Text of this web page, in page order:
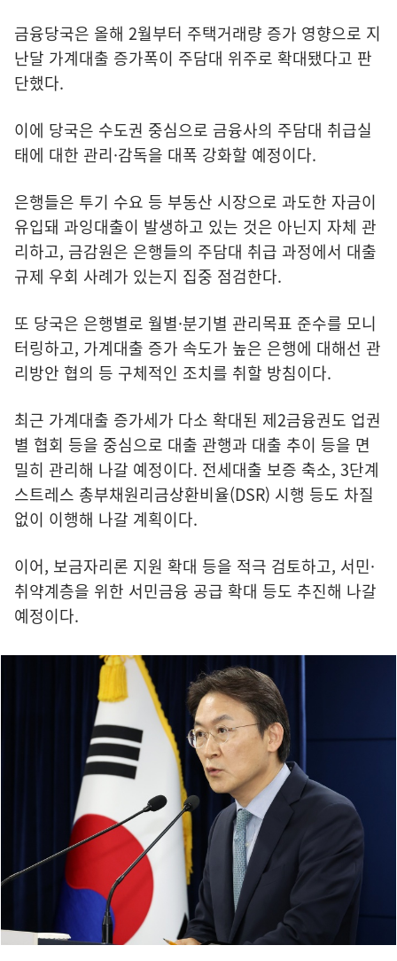
금융당국은 올해 2월부터 주택거래량 증가 영향으로 지
난달 가계대출 증가폭이 주담대 위주로 확대됐다고 판
단했다.
이에 당국은 수도권 중심으로 금융사의 주담대 취급실
태에 대한 관리·감독을 대폭 강화할 예정이다.
은행들은 투기 수요 등 부동산 시장으로 과도한 자금이
유입돼 과잉대출이 발생하고 있는 것은 아닌지 자체 관
리하고, 금감원은 은행들의 주담대 취급 과정에서 대출
규제 우회 사례가 있는지 집중 점검한다.
또 당국은 은행별로 월별·분기별 관리목표 준수를 모니
터링하고, 가계대출 증가 속도가 높은 은행에 대해선 관
리방안 협의 등 구체적인 조치를 취할 방침이다.
최근 가계대출 증가세가 다소 확대된 제2금융권도 업권
별 협회 등을 중심으로 대출 관행과 대출 추이 등을 면
밀히 관리해 나갈 예정이다. 전세대출 보증 축소, 3단계
스트레스 총부채원리금상환비율(DSR) 시행 등도 차질
없이 이행해 나갈 계획이다.
이어, 보금자리론 지원 확대 등을 적극 검토하고, 서민·
취약계층을 위한 서민금융 공급 확대 등도 추진해 나갈
예정이다.